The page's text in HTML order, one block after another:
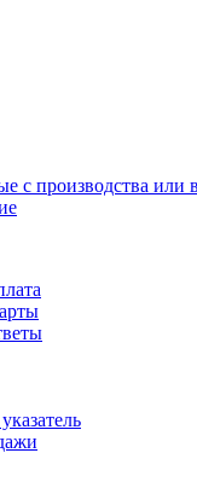
с производства или